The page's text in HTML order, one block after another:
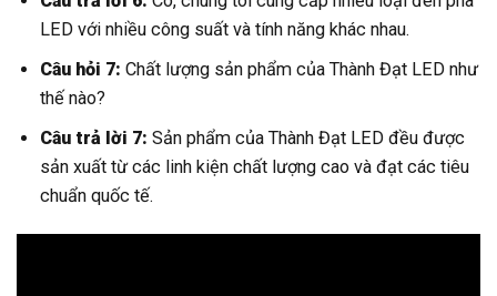
LED với nhiều công suất và tính năng khác nhau.
Câu hỏi 7: Chất lượng sản phẩm của Thành Đạt LED như
thế nào?
Câu trả lời 7: Sản phẩm của Thành Đạt LED đều được
sản xuất từ các linh kiện chất lượng cao và đạt các tiêu
chuẩn quốc tế.